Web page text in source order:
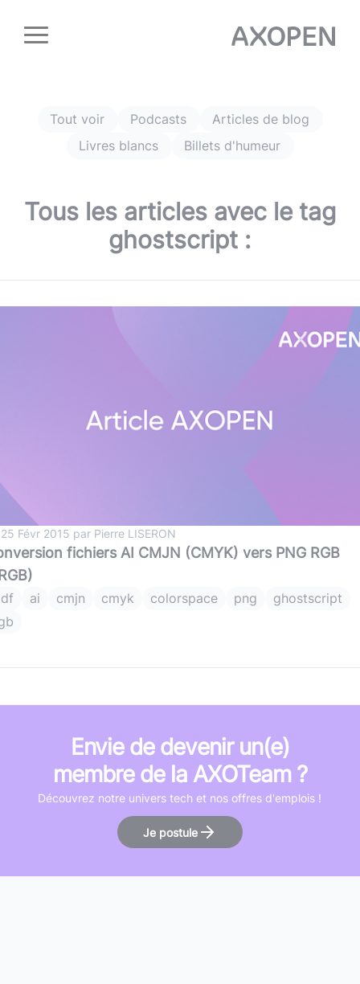
Tout voir Podcasts
Articles de blog
Livres blancs
Billets d'humeur
Tous les articles avec le tag
ghostscript :
Févr 2015 par Pierre LISERON
fichiers AI CMJN (CMYK) vers PNG RGB
ai cmjn cmyk colorspace png
ghostscript
Envie de devenir un(e)
membre de la AXOTeam ?
Découvrez notre univers tech et nos offres d'emplois !
Je postule